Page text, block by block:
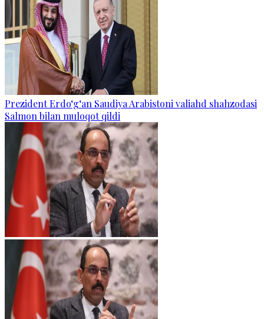
Prezident Erdo‘g‘an Saudiya Arabistoni valiahd shahzodasi
Salmon bilan muloqot qildi